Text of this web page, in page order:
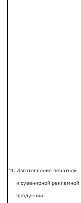
11. Изготовление печатной
и сувенирной рекламной
продукции